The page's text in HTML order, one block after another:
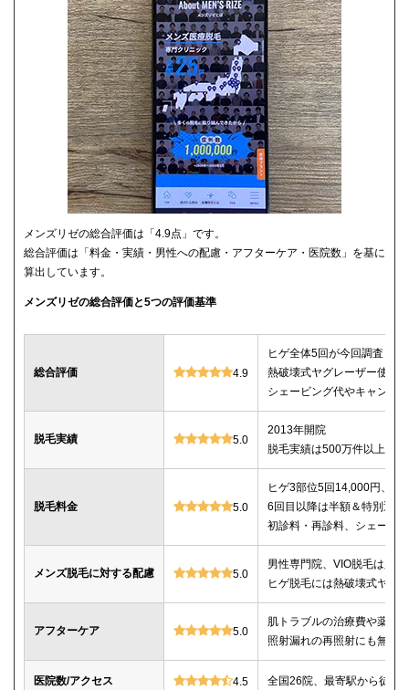
メンズリゼの総合評価は「4.9点」です。
総合評価は「料金・実績・男性への配慮・アフターケア・医院数」を基に
算出しています。
メンズリゼの総合評価と5つの評価基準
総合評価 4.9
ヒゲ全体5回が今回調査し
熱破壊式ヤグレーザー使用
シェービング代やキャンセ
脱毛実績 5.0
2013年開院
脱毛実績は500万件以上
脱毛料金 5.0
ヒゲ3部位5回14,000円、ヒ
6回目以降は半額＆特別返
初診料・再診料、シェービ
メンズ脱毛に対する配慮 5.0
男性専門院、VIO脱毛は必
ヒゲ脱毛には熱破壊式ヤグ
アフターケア 5.0
肌トラブルの治療費や薬代
照射漏れの再照射にも無料
医院数/アクセス 4.5 全国26院、最寄駅から徒歩